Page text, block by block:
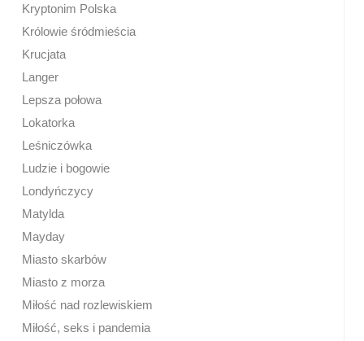
Kryptonim Polska
Królowie śródmieścia
Krucjata
Langer
Lepsza połowa
Lokatorka
Leśniczówka
Ludzie i bogowie
Londyńczycy
Matylda
Mayday
Miasto skarbów
Miasto z morza
Miłość nad rozlewiskiem
Miłość, seks i pandemia